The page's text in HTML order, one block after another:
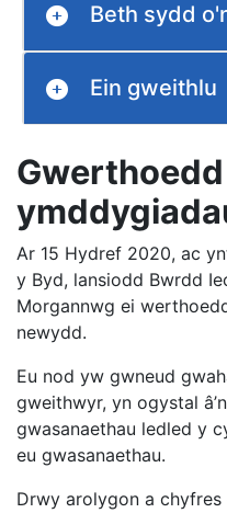
Beth sydd
Ein gweithlu
Ar 15 Hydref 2020, ac
y Byd, lansiodd Bwrdd
Morgannwg ei
newydd.
Eu nod yw gwneud
gweithwyr, yn ogystal
gwasanaethau ledled y
eu gwasanaethau.
Drwy arolygon a